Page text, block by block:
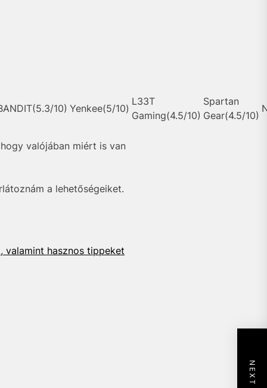
10) Yenkee(5/10)
L33T
Gaming(4.5/10)
Spartan
Gear(4.5/10)
valójában miért is van
a lehetőségeiket.
valamint hasznos tippeket